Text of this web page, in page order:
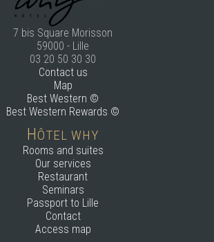
7 bis Square Morisson
59000 - Lille
03 20 50 30 30
Contact us
Map
Best Western ©
Best Western Rewards ©
H ÔTEL WHY
Rooms and suites
Our services
Restaurant
Seminars
Passport to Lille
Contact
Access map